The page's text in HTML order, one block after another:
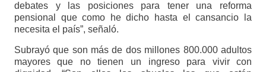
debates y las posiciones para tener una reforma
pensional que como he dicho hasta el cansancio la
necesita el país”, señaló.
Subrayó que son más de dos millones 800.000 adultos
mayores que no tienen un ingreso para vivir con